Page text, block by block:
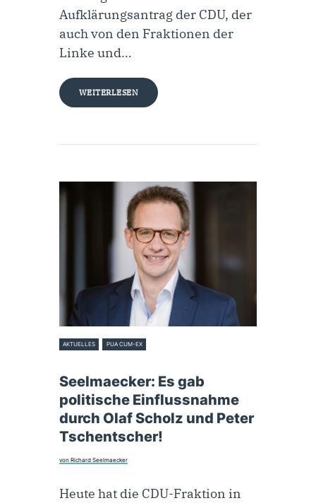
Aufklärungsantrag der CDU, der
auch von den Fraktionen der
Linke und…
WEITERLESEN
AKTUELLES PUA CUM-EX
Seelmaecker: Es gab
politische Einflussnahme
durch Olaf Scholz und Peter
Tschentscher!
von Richard Seelmaecker
Heute hat die CDU-Fraktion in